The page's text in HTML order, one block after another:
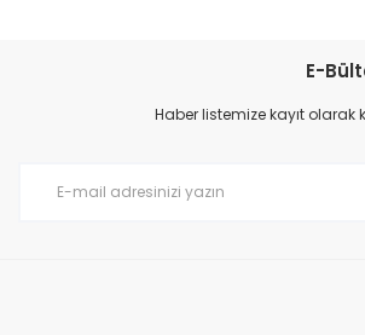
Ürün resmi kalitesiz, bozuk veya
E-
Haber listemize kayıt